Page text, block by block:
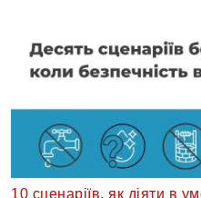
10 сценаріїв, як діяти в